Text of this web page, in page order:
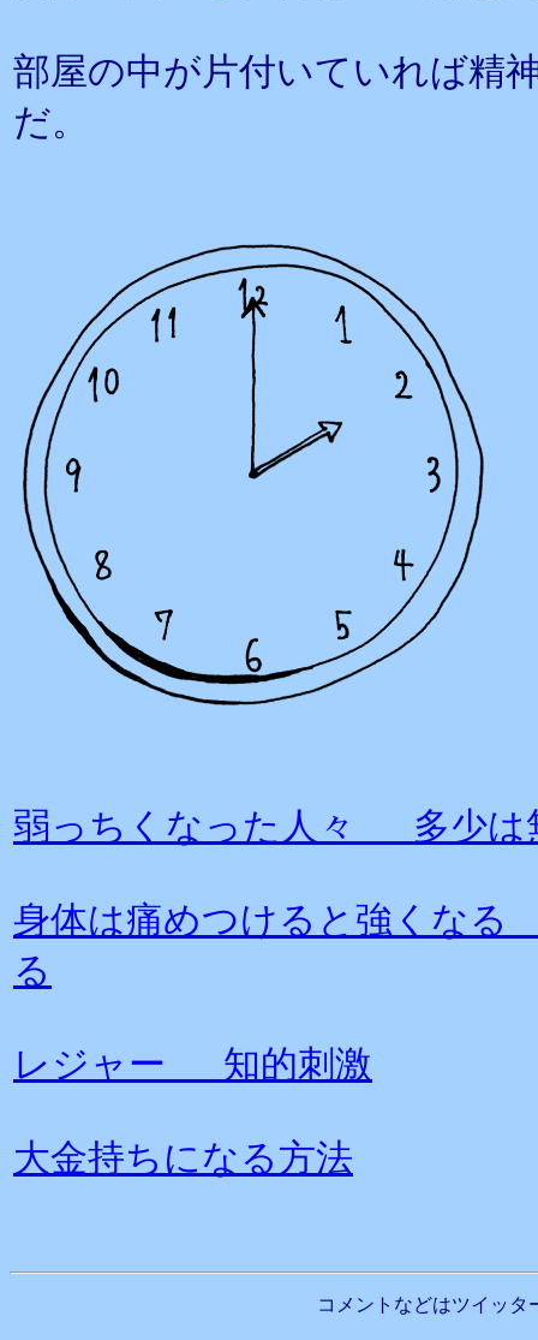
部屋の中が片付いていれば精
だ。
弱っちくなった人々 多少は
身体は痛めつけると強くな
る
レジャー 知的刺激
大金持ちになる方法
コメントなどはツイッタ